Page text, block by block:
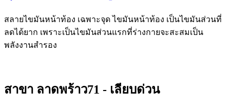
สลายไขมันหน้าท้อง เฉพาะจุด ไขมันหน้าท้อง เป็นไขมันส่วนที่
ลดได้ยาก เพราะเป็นไขมันส่วนแรกที่ร่างกายจะสะสมเป็น
พลังงานสำรอง
สาขา ลาดพร้าว71 - เลียบด่วน